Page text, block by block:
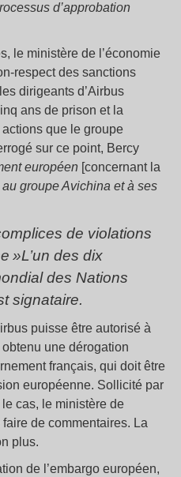
d’approbation
le ministère de l’économie
respect des sanctions
dirigeants d’Airbus
ans de prison et la
que le groupe
sur ce point, Bercy
européen [concernant la
groupe Avichina et à ses
de violations
»L’un des dix
des Nations
signataire.
puisse être autorisé à
une dérogation
français, qui doit être
européenne. Sollicité par
cas, le ministère de
faire de commentaires. La
plus.
de l’embargo européen,